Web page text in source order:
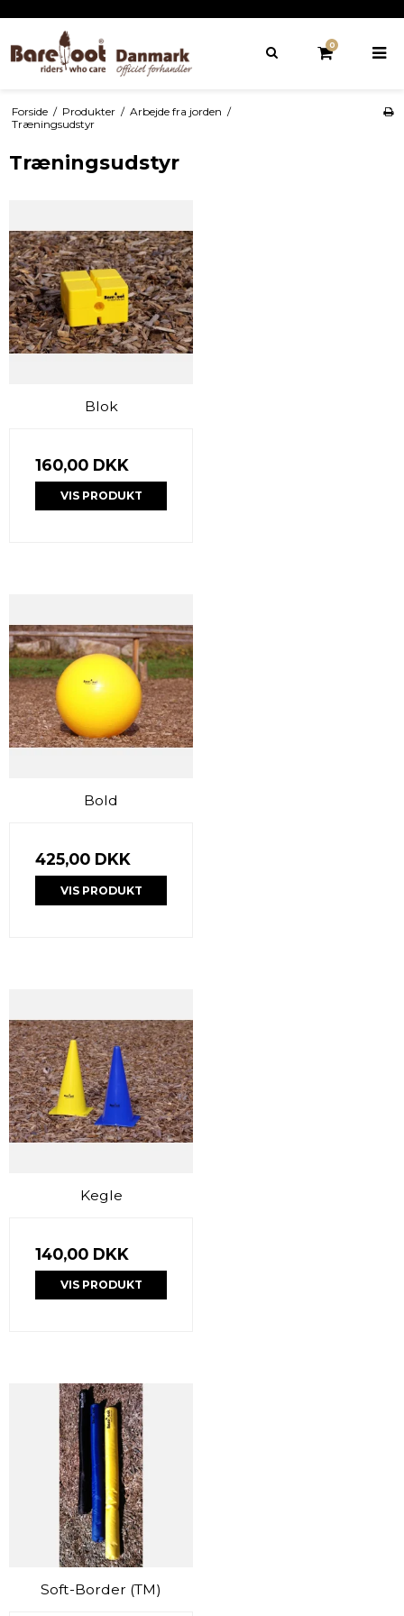
0
Forside / Produkter / Arbejde fra jorden /
Træningsudstyr
Træningsudstyr
Blok
160,00 DKK
VIS PRODUKT
Bold
425,00 DKK
VIS PRODUKT
Kegle
140,00 DKK
VIS PRODUKT
Soft-Border (TM)